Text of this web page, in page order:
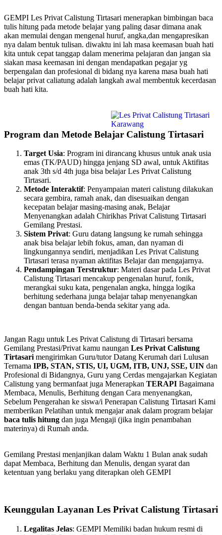
GEMPI Les Privat Calistung Tirtasari menerapkan bimbingan baca
tulis hitung pada metode belajar yang paling dasar dimana anak
akan memulai dengan mengenal huruf, angka,dan mengapresikan
nya dalam bentuk tulisan. diwaktu ini lah masa keemasan buah hati
kita untuk cepat tanggap dalam menerima pelajaran dan jangan sia
siakan masa keemasan ini dengan mendapatkan pegajar yg
berpengalan dan profesional di bidang nya karena masa buah hati
belajar privat caliatung adalah langkah awal membentuk kecerdasan
buah hati kita.
Program dan Metode Belajar Calistung Tirtasari
Target Usia: Program ini dirancang khusus untuk anak usia
emas (TK/PAUD) hingga jenjang SD awal, untuk Aktifitas
anak 3th s/d 4th juga bisa belajar Les Privat Calistung
Tirtasari.
Metode Interaktif: Penyampaian materi calistung dilakukan
secara gembira, ramah anak, dan disesuaikan dengan
kecepatan belajar masing-masing anak, Belajar
Menyenangkan adalah Chirikhas Privat Calistung Tirtasari
Gemilang Prestasi.
Sistem Privat: Guru datang langsung ke rumah sehingga
anak bisa belajar lebih fokus, aman, dan nyaman di
lingkungannya sendiri, menjadikan Les Privat Calistung
Tirtasari terasa nyaman aktifitas Belajar dan mengajarnya.
Pendampingan Terstruktur: Materi dasar pada Les Privat
Calistung Tirtasari mencakup pengenalan huruf, fonik,
merangkai suku kata, pengenalan angka, hingga logika
berhitung sederhana junga belajar tahap menyenangkan
dengan bantuan benda-benda sekitar yang ada.
Jangan Ragu untuk Les Privat Calistung di Tirtasari bersama
Gemilang Prestasi/Privat kamu naungan Les Privat Calistung
Tirtasarimengirimkan Guru/tutor Datang Kerumah dari Lulusan
Ternama IPB, STAN, STIS, UI, UGM, ITB, UNJ, SSE, UIN dan
Profesional di Bidangnya, Guru yang Cerdas mengajarkan Kegiatan
Calistung yang bermanfaat juga Menerapkan TERAPI Bagaimana
Membaca, Menulis, Berhitung dengan Cara menyenangkan,
Sebelum Pengerahan ke siswa/i Penerapan Calistung Tirtasari Kami
memberikan Pelatihan untuk mengajar anak dalam program belajar
baca tulis hitung dan juga Mengaji (jika ingin penambahan
materinya) di Rumah anda.
Gemilang Prestasi menjanjikan dalam Waktu 1 Bulan anak sudah
dapat Membaca, Berhitung dan Menulis, dengan syarat dan
ketentuan yang berlaku yang diterapkan oleh GEMPI
Keunggulan Layanan Les Privat Calistung Tirtasari
Legalitas Jelas: GEMPI Memiliki badan hukum resmi di